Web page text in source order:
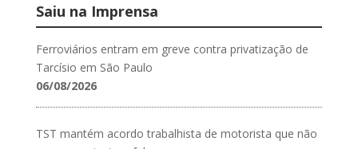
Saiu na Imprensa
Ferroviários entram em greve contra privatização de
Tarcísio em São Paulo
06/08/2026
TST mantém acordo trabalhista de motorista que não